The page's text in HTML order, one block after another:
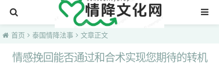
首页
首页 泰国情降法事 文章正文
情感挽回能否通过和合术实现您期待的转机